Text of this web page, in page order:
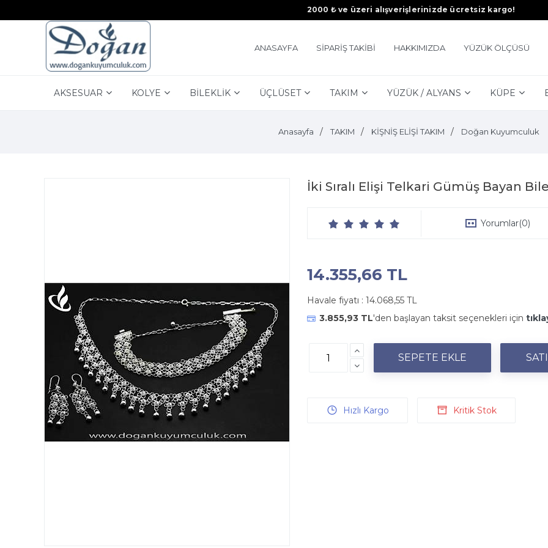
2000 ₺ ve üzeri alışverişlerinizde ücretsiz kargo!
ANASAYFA SİPARİŞ TAKİBİ HAKKIMIZDA YÜZÜK ÖLÇÜSÜ
AKSESUAR KOLYE BİLEKLİK ÜÇLÜSET TAKIM YÜZÜK / ALYANS KÜPE
Anasayfa TAKIM KİŞNİŞ ELİŞİ TAKIM Doğan Kuyumculuk
İki Sıralı Elişi Telkari Gümüş Bayan
Yorumlar(0)
14.355,66 TL
Havale fiyatı : 14.068,55 TL
3.855,93 TL'den başlayan taksit seçenekleri için